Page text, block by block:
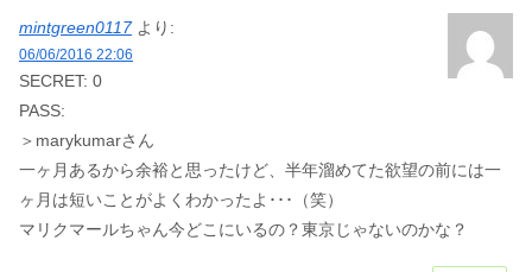
mintgreen0117 より:
06/06/2016 22:06
SECRET: 0
PASS:
＞marykumarさん
一ヶ月あるから余裕と思ったけど、半年溜めてた欲望の前には一
ヶ月は短いことがよくわかったよ･･･（笑）
マリクマールちゃん今どこにいるの？東京じゃないのかな？